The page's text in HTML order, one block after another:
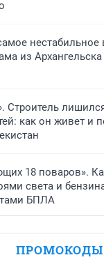
нестабильное
из
Строитель
как он живет и
18 поваров».
света и
БПЛА
ПРОМОКОДЫ